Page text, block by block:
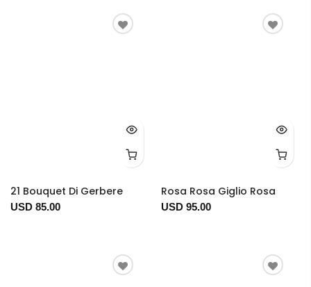
21 Bouquet Di Gerbere
USD 85.00
Rosa Rosa Giglio Rosa
USD 95.00